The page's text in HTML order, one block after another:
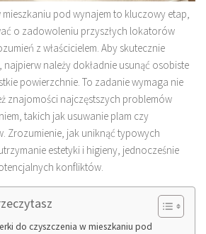
pod wynajem to kluczowy etap,
o zadowoleniu przyszłych lokatorów
z właścicielem. Aby skutecznie
należy dokładnie usunąć osobiste
powierzchnie. To zadanie wymaga nie
znajomości najczęstszych problemów
takich jak usuwanie plam czy
Zrozumienie, jak uniknąć typowych
estetyki i higieny, jednocześnie
konfliktów.
do czyszczenia w mieszkaniu pod